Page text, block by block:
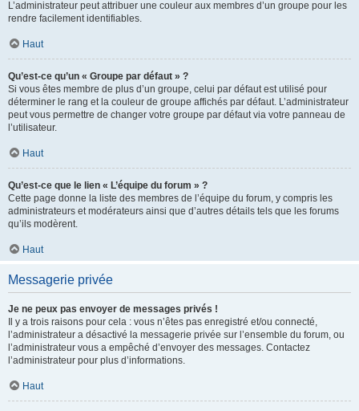
L’administrateur peut attribuer une couleur aux membres d’un groupe pour les
rendre facilement identifiables.
Haut
Qu’est-ce qu’un « Groupe par défaut » ?
Si vous êtes membre de plus d’un groupe, celui par défaut est utilisé pour
déterminer le rang et la couleur de groupe affichés par défaut. L’administrateur
peut vous permettre de changer votre groupe par défaut via votre panneau de
l’utilisateur.
Haut
Qu’est-ce que le lien « L’équipe du forum » ?
Cette page donne la liste des membres de l’équipe du forum, y compris les
administrateurs et modérateurs ainsi que d’autres détails tels que les forums
qu’ils modèrent.
Haut
Messagerie privée
Je ne peux pas envoyer de messages privés !
Il y a trois raisons pour cela : vous n’êtes pas enregistré et/ou connecté,
l’administrateur a désactivé la messagerie privée sur l’ensemble du forum, ou
l’administrateur vous a empêché d’envoyer des messages. Contactez
l’administrateur pour plus d’informations.
Haut